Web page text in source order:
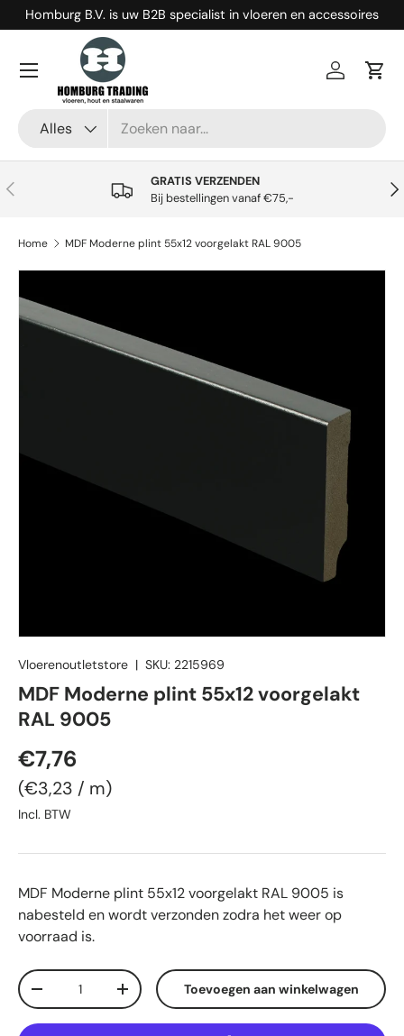
Ga naar inhoud
Homburg B.V. is uw B2B specialist in vloeren en accessoires
Alles
Inloggen
Menu
Vorige
GRATIS VERZENDEN
Bij bestellingen vanaf €75,-
Home MDF Moderne plint 55x12 voorgelakt RAL 9005
Vloerenoutletstore | SKU: 2215969
MDF Moderne plint 55x12 voorgelakt
RAL 9005
Reguliere prijs
€7,76
Eenheid prijs
€3,23 / m
Incl. BTW
MDF Moderne plint 55x12 voorgelakt RAL 9005 is
nabesteld en wordt verzonden zodra het weer op
voorraad is.
Aantal
Verlaag de hoeveelheidVerhoog de hoeveelheid
Toevoegen aan winkelwagen